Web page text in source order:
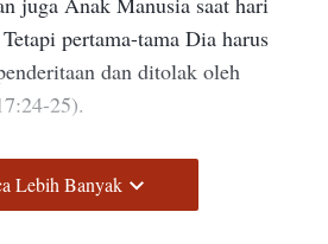
pertama-tama Dia harus
dan ditolak oleh
25).
pintu dan mengetuk: kalau ada
suara-Ku dan membuka pintu itu,
Lebih Banyak